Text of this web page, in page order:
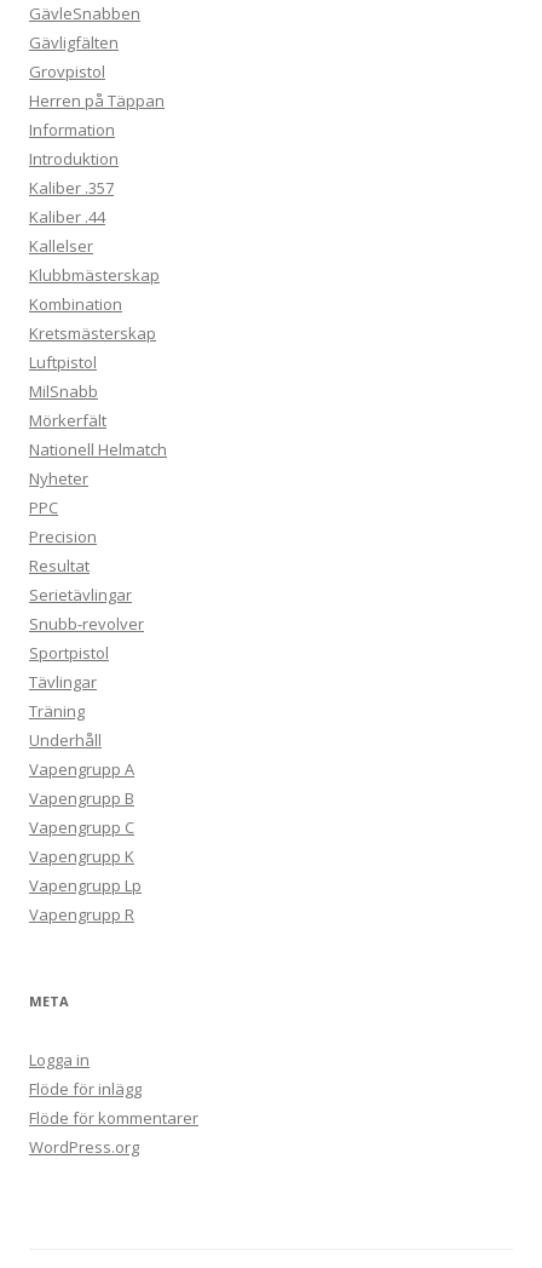
GävleSnabben
Gävligfälten
Grovpistol
Herren på Täppan
Information
Introduktion
Kaliber .357
Kaliber .44
Kallelser
Klubbmästerskap
Kombination
Kretsmästerskap
Luftpistol
MilSnabb
Mörkerfält
Nationell Helmatch
Nyheter
PPC
Precision
Resultat
Serietävlingar
Snubb-revolver
Sportpistol
Tävlingar
Träning
Underhåll
Vapengrupp A
Vapengrupp B
Vapengrupp C
Vapengrupp K
Vapengrupp Lp
Vapengrupp R
META
Logga in
Flöde för inlägg
Flöde för kommentarer
WordPress.org